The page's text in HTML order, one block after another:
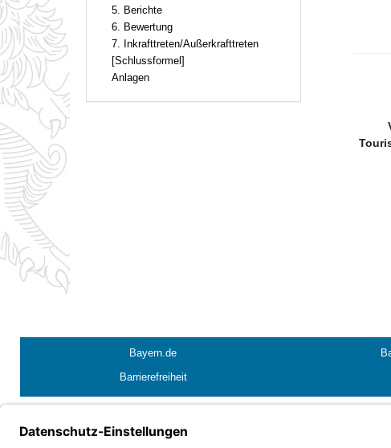
5. Berichte
6. Bewertung
7. Inkrafttreten/Außerkrafttreten
[Schlussformel]
Anlagen
Bayern.de
Barrierefreiheit